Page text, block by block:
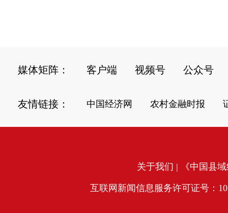
媒体矩阵： 客户端 视频号 公众号
友情链接： 中国经济网 农村金融时报
关于我们 | 《中国县
互联网新闻信息服务许可证号：